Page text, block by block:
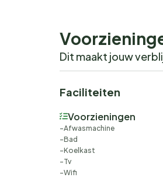
Dit maakt jouw
Faciliteiten
Voorzieningen
Afwasmachine
Bad
Koelkast
Tv
Wifi